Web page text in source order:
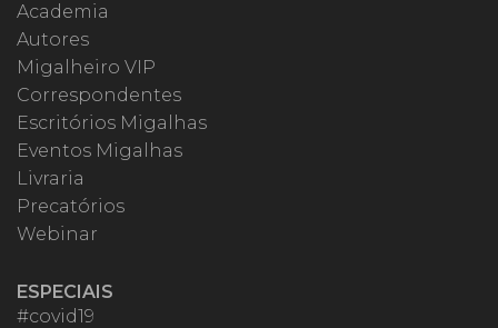
Academia
Autores
Migalheiro VIP
Correspondentes
Escritórios Migalhas
Eventos Migalhas
Livraria
Precatórios
Webinar
ESPECIAIS
#covid19